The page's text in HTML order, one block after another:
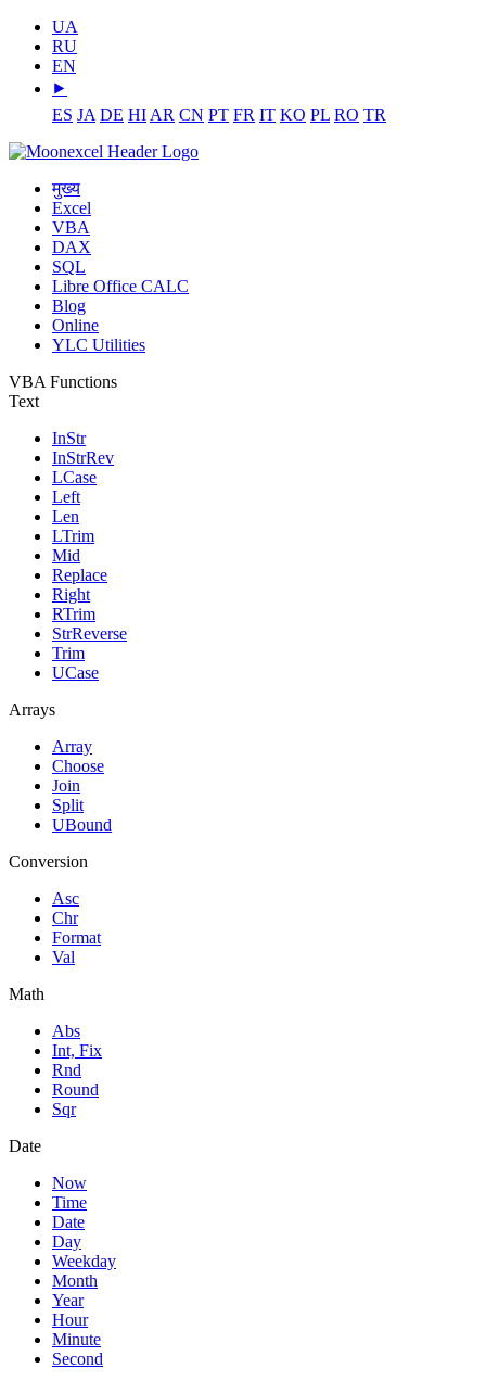
UA
RU
EN
⯈
ES JA DE HI AR CN PT FR IT KO PL RO TR
मुख्य
Excel
VBA
DAX
SQL
Libre Office CALC
Blog
Online
YLC Utilities
VBA Functions
Text
InStr
InStrRev
LCase
Left
Len
LTrim
Mid
Replace
Right
RTrim
StrReverse
Trim
UCase
Arrays
Array
Choose
Join
Split
UBound
Conversion
Asc
Chr
Format
Val
Math
Abs
Int, Fix
Rnd
Round
Sqr
Date
Now
Time
Date
Day
Weekday
Month
Year
Hour
Minute
Second